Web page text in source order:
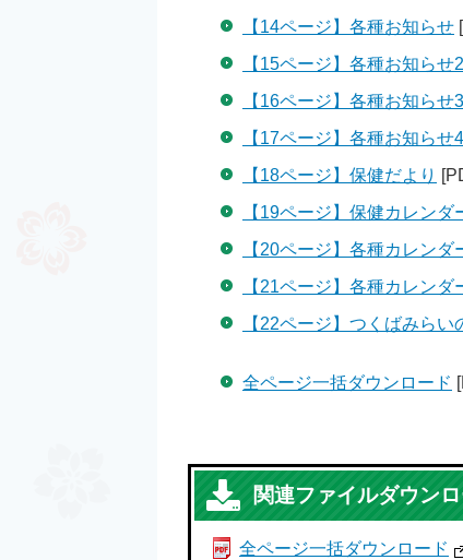
【14ページ】各種お知らせ
【15ページ】各種お知らせ2
【16ページ】各種お知らせ3
【17ページ】各種お知らせ4
【18ページ】保健だより
【19ページ】保健カレンダ
【20ページ】各種カレンダ
【21ページ】各種カレンダ
【22ページ】つくばみらい
全ページ一括ダウンロード
関連ファイルダウン
全ページ一括ダウンロード